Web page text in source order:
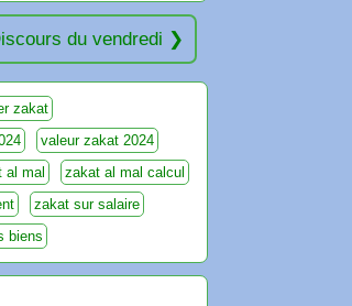
du vendredi
zakat
valeur zakat 2024
al mal
zakat al mal calcul
zakat sur salaire
biens